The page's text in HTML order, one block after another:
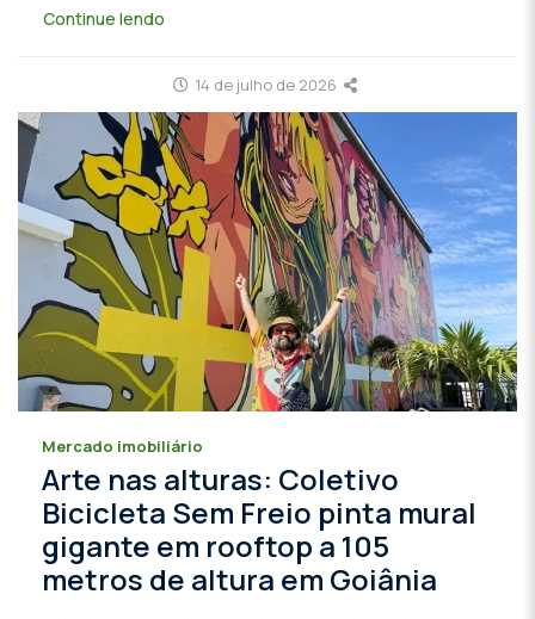
Continue lendo
14 de julho de 2026
Mercado imobiliário
Arte nas alturas: Coletivo
Bicicleta Sem Freio pinta mural
gigante em rooftop a 105
metros de altura em Goiânia